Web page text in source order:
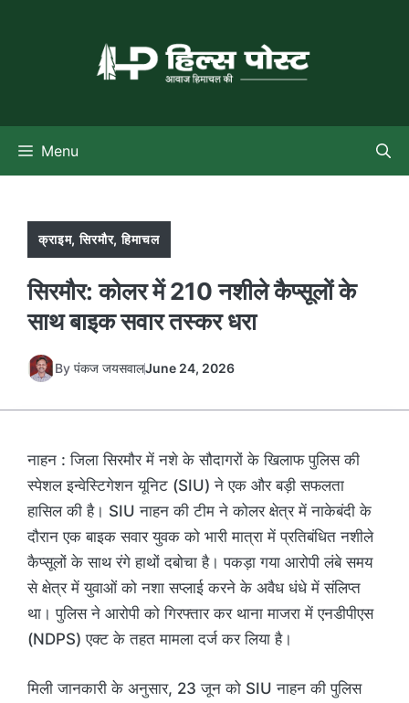
Menu
क्राइम,सिरमौर,हिमाचल
सिरमौर: कोलर में 210 नशीले कैप्सूलों के
साथ बाइक सवार तस्कर धरा
By पंकज जयसवालJune 24, 2026
नाहन : जिला सिरमौर में नशे के सौदागरों के खिलाफ पुलिस की
स्पेशल इन्वेस्टिगेशन यूनिट (SIU) ने एक और बड़ी सफलता
हासिल की है। SIU नाहन की टीम ने कोलर क्षेत्र में नाकेबंदी के
दौरान एक बाइक सवार युवक को भारी मात्रा में प्रतिबंधित नशीले
कैप्सूलों के साथ रंगे हाथों दबोचा है। पकड़ा गया आरोपी लंबे समय
से क्षेत्र में युवाओं को नशा सप्लाई करने के अवैध धंधे में संलिप्त
था। पुलिस ने आरोपी को गिरफ्तार कर थाना माजरा में एनडीपीएस
(NDPS) एक्ट के तहत मामला दर्ज कर लिया है।
मिली जानकारी के अनुसार, 23 जून को SIU नाहन की पुलिस